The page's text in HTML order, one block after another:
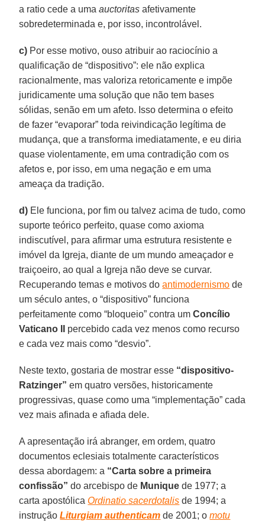
a ratio cede a umaauctoritas afetivamente
sobredeterminada e, por isso, incontrolável.
c) Por esse motivo, ouso atribuir ao raciocínio a
qualificação de “dispositivo”: ele não explica
racionalmente, mas valoriza retoricamente e impõe
juridicamente uma solução que não tem bases
sólidas, senão em um afeto. Isso determina o efeito
de fazer “evaporar” toda reivindicação legítima de
mudança, que a transforma imediatamente, e eu diria
quase violentamente, em uma contradição com os
afetos e, por isso, em uma negação e em uma
ameaça da tradição.
d) Ele funciona, por fim ou talvez acima de tudo, como
suporte teórico perfeito, quase como axioma
indiscutível, para afirmar uma estrutura resistente e
imóvel da Igreja, diante de um mundo ameaçador e
traiçoeiro, ao qual a Igreja não deve se curvar.
Recuperando temas e motivos doantimodernismo de
um século antes, o “dispositivo” funciona
perfeitamente como “bloqueio” contra umConcílio
Vaticano II
percebido cada vez menos como recurso
e cada vez mais como “desvio”.
Neste texto, gostaria de mostrar esse “dispositivo-
Ratzinger” em quatro versões, historicamente
progressivas, quase como uma “implementação” cada
vez mais afinada e afiada dele.
A apresentação irá abranger, em ordem, quatro
documentos eclesiais totalmente característicos
dessa abordagem: a “Carta sobre a primeira
confissão” do arcebispo de Munique de 1977; a
carta apostólicaOrdinatiosacerdotalis de 1994; a
instruçãoLiturgiam authenticam de 2001; omotu